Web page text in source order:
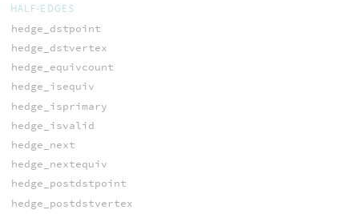
HALF-EDGES
hedge_dstpoint
hedge_dstvertex
hedge_equivcount
hedge_isequiv
hedge_isprimary
hedge_isvalid
hedge_next
hedge_nextequiv
hedge_postdstpoint
hedge_postdstvertex